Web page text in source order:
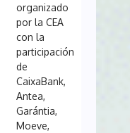
organizado
por la CEA
con la
participación
de
CaixaBank,
Antea,
Garántia,
Moeve,